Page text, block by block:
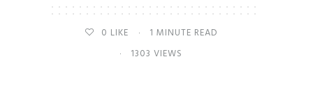
0 LIKE
1 MINUTE READ
1303 VIEWS